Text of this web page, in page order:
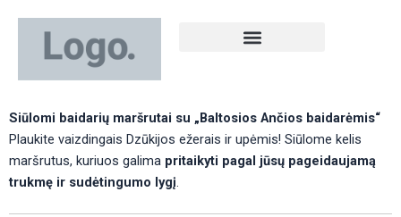
Siūlomi baidarių maršrutai su „Baltosios Ančios baidarėmis“
Plaukite vaizdingais Dzūkijos ežerais ir upėmis! Siūlome kelis
maršrutus, kuriuos galima pritaikyti pagal jūsų pageidaujamą
trukmę ir sudėtingumo lygį